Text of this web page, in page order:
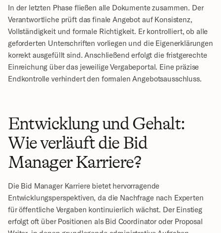
In der letzten Phase fließen alle Dokumente zusammen. Der
Verantwortliche prüft das finale Angebot auf Konsistenz,
Vollständigkeit und formale Richtigkeit. Er kontrolliert, ob alle
geforderten Unterschriften vorliegen und die Eigenerklärungen
korrekt ausgefüllt sind. Anschließend erfolgt die fristgerechte
Einreichung über das jeweilige Vergabeportal. Eine präzise
Endkontrolle verhindert den formalen Angebotsausschluss.
Entwicklung und Gehalt:
Wie verläuft die Bid
Manager Karriere?
Die Bid Manager Karriere bietet hervorragende
Entwicklungsperspektiven, da die Nachfrage nach Experten
für öffentliche Vergaben kontinuierlich wächst. Der Einstieg
erfolgt oft über Positionen als Bid Coordinator oder Proposal